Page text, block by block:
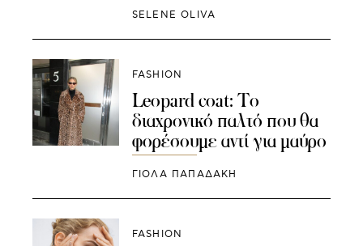
SELENE OLIVA
FASHION
Leopard coat: Το
διαχρονικό παλτό που θα
φορέσουμε αντί για μαύρο
ΓΙΌΛΑ ΠΑΠΑΔΆΚΗ
FASHION